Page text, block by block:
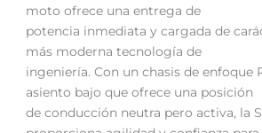
moto ofrece una entrega de
potencia inmediata y cargada de
más moderna tecnología de
ingeniería. Con un chasis de enfoque
asiento bajo que ofrece una posición
de conducción neutra pero activa, la